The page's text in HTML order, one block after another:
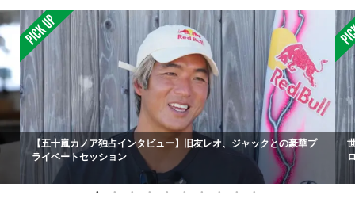
【五十嵐カノア独占インタビュー】旧友レオ、ジャックとの豪華プ
ライベートセッション